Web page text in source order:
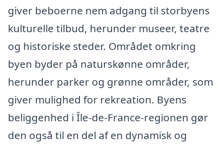
giver beboerne nem adgang til storbyens
kulturelle tilbud, herunder museer, teatre
og historiske steder. Området omkring
byen byder på naturskønne områder,
herunder parker og grønne områder, som
giver mulighed for rekreation. Byens
beliggenhed i Île-de-France-regionen gør
den også til en del af en dynamisk og